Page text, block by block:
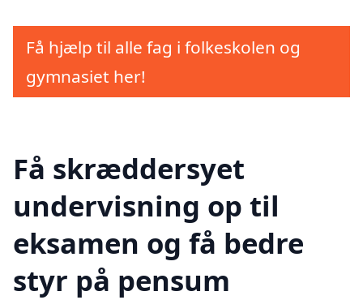
Få hjælp til alle fag i folkeskolen og
gymnasiet her!
Få skræddersyet
undervisning op til
eksamen og få bedre
styr på pensum